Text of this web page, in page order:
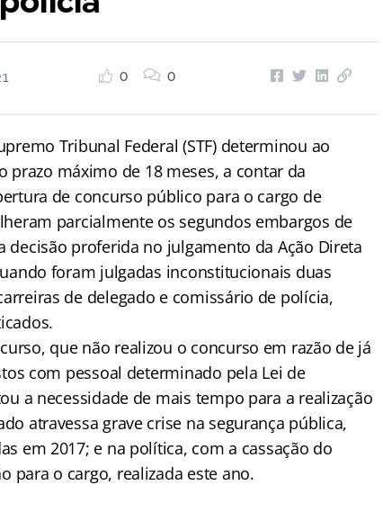
0 0
Tribunal Federal (STF) determinou ao
prazo máximo de 18 meses, a contar da
de concurso público para o cargo de
parcialmente os segundos embargos de
decisão proferida no julgamento da Ação Direta
foram julgadas inconstitucionais duas
de delegado e comissário de polícia,
que não realizou o concurso em razão de já
com pessoal determinado pela Lei de
a necessidade de mais tempo para a realização
atravessa grave crise na segurança pública,
em 2017; e na política, com a cassação do
para o cargo, realizada este ano.